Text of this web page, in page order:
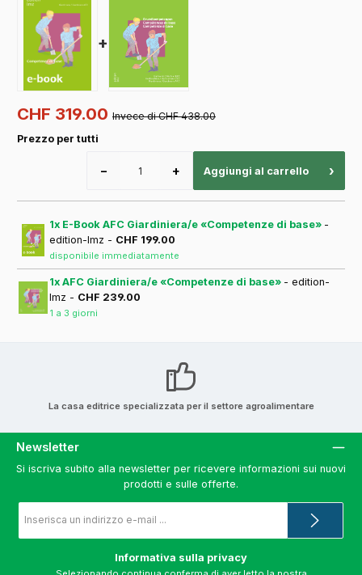
+
CHF 319.00 Invece di CHF 438.00
Prezzo per tutti
− + Aggiungi al carrello ›
1x E-Book AFC Giardiniera/e «Competenze di base» -
edition-lmz - CHF 199.00
disponibile immediatamente
1x AFC Giardiniera/e «Competenze di base» - edition-
lmz - CHF 239.00
1 a 3 giorni
La casa editrice specializzata per il settore agroalimentare
Newsletter
Si iscriva subito alla newsletter per ricevere informazioni sui nuovi
prodotti e sulle offerte.
e-
*
Informativa sulla privacy